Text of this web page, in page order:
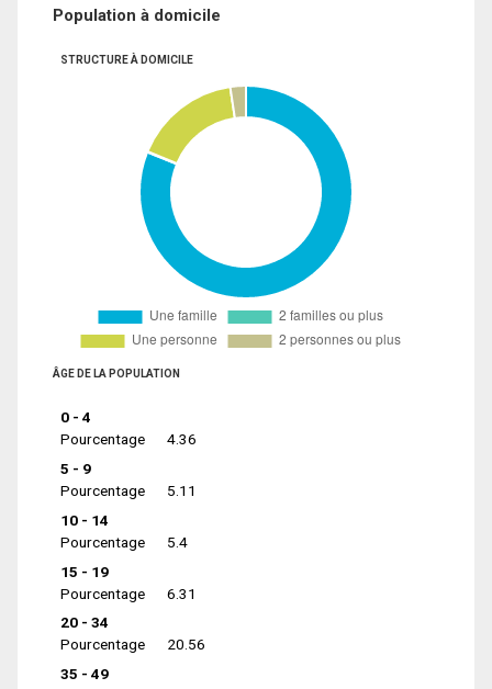
Population à domicile
STRUCTURE À DOMICILE
ÂGE DE LA POPULATION
0 - 4
Pourcentage
4.36
5 - 9
Pourcentage
5.11
10 - 14
Pourcentage
5.4
15 - 19
Pourcentage
6.31
20 - 34
Pourcentage
20.56
35 - 49